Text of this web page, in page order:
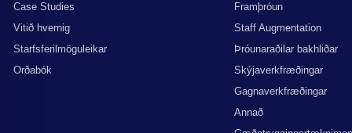
Case Studies
Vitið hvernig
Starfsferilmöguleikar
Orðabók
Framþróun
Staff Augmentation
Þróunaraðilar bakhliðar
Skýjaverkfræðingar
Gagnaverkfræðingar
Annað